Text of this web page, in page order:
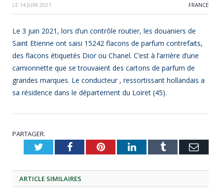
LE 14 JUIN 2021 FRANCE
Le 3 juin 2021, lors d’un contrôle routier, les douaniers de
Saint Etienne ont saisi 15242 flacons de parfum contrefaits,
des flacons étiquetés Dior ou Chanel. C’est à l’arrière d’une
camionnette que se trouvaient des cartons de parfum de
grandes marques. Le conducteur , ressortissant hollandais a
sa résidence dans le département du Loiret (45).
PARTAGER.
TwitterFacebookPinterestLinkedInTumblr
ARTICLE SIMILAIRES